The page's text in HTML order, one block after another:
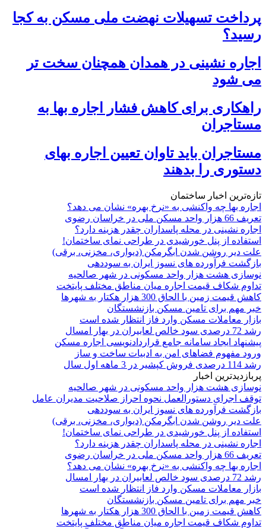
پرداخت تسهیلات نهضت ملی مسکن به کجا
رسید؟
اجاره نشینی در همدان همچنان سخت تر
می شود
راهکاری برای کاهش فشار اجاره بها به
مستاجران
مستاجران باید تاوان تعیین اجاره بهای
دستوری را بدهند
تازه‌ترین اخبار ساختمان
اجاره بها چه واکنشی به «نرخ بهره» نشان می دهد؟
تعریف 66 هزار واحد مسکن ملی در خراسان رضوی
اجاره نشینی در محله پاسداران چقدر هزینه دارد؟
استفاده از پنل خورشیدی در طراحی نمای ساختمان!
علت دیر روشن شدن ابگرمکن (دیواری، مخزنی، برقی)
بازگشت فرآورده های نسوز ایران به سوددهی
نوسازی هشت هزار واحد مسکونی در شهر صالحیه
تداوم شکاف قیمت اجاره میان مناطق مختلف پایتخت
کاهش قیمت زمین با الحاق 300 هزار هکتار به شهرها
خبر مهم برای تامین مسکن بازنشستگان
بازار معاملات مسکن وارد فاز انتظار شده است
رشد 72 درصدی سود خالص لعابیران در بهار امسال
پیشنهاد ایجاد سامانه جامع قراردادنویسی اجاره مسکن
ورود مفهوم فضاهای امن به ادبیات ساخت و ساز
رشد 114 درصدی فروش کپشیر در 3 ماهه اول سال
پربازدیدترین اخبار
نوسازی هشت هزار واحد مسکونی در شهر صالحیه
توقف اجرای دستورالعمل نحوه احراز صلاحیت مدیران عامل
بازگشت فرآورده های نسوز ایران به سوددهی
علت دیر روشن شدن ابگرمکن (دیواری، مخزنی، برقی)
استفاده از پنل خورشیدی در طراحی نمای ساختمان!
اجاره نشینی در محله پاسداران چقدر هزینه دارد؟
تعریف 66 هزار واحد مسکن ملی در خراسان رضوی
اجاره بها چه واکنشی به «نرخ بهره» نشان می دهد؟
رشد 72 درصدی سود خالص لعابیران در بهار امسال
بازار معاملات مسکن وارد فاز انتظار شده است
خبر مهم برای تامین مسکن بازنشستگان
کاهش قیمت زمین با الحاق 300 هزار هکتار به شهرها
تداوم شکاف قیمت اجاره میان مناطق مختلف پایتخت